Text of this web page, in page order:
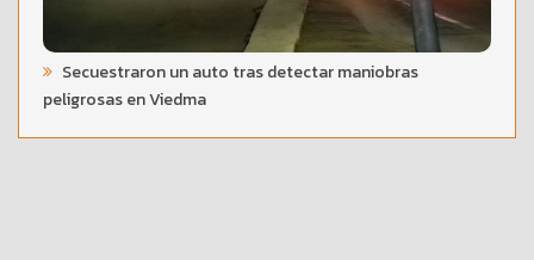
Secuestraron un auto tras detectar maniobras
peligrosas en Viedma